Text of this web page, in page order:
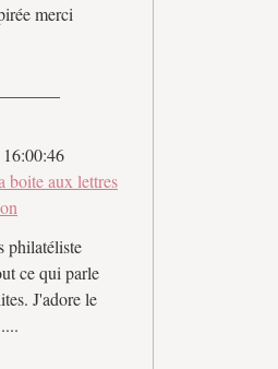
merci
boite aux lettres
philatéliste
ce qui parle
J'adore le